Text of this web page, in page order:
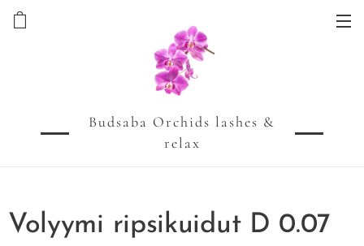
Budsaba Orchids lashes &
relax
Volyymi ripsikuidut D 0.07